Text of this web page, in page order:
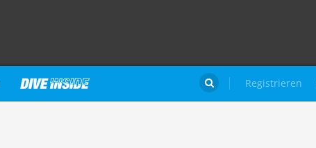
Registrieren
